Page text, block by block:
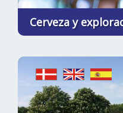
Cerveza y